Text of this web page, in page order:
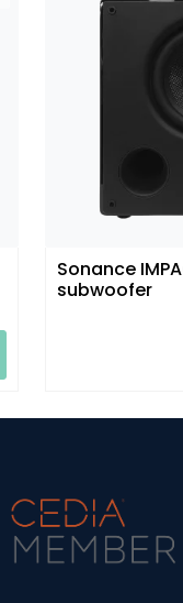
Sonance
subwoofer